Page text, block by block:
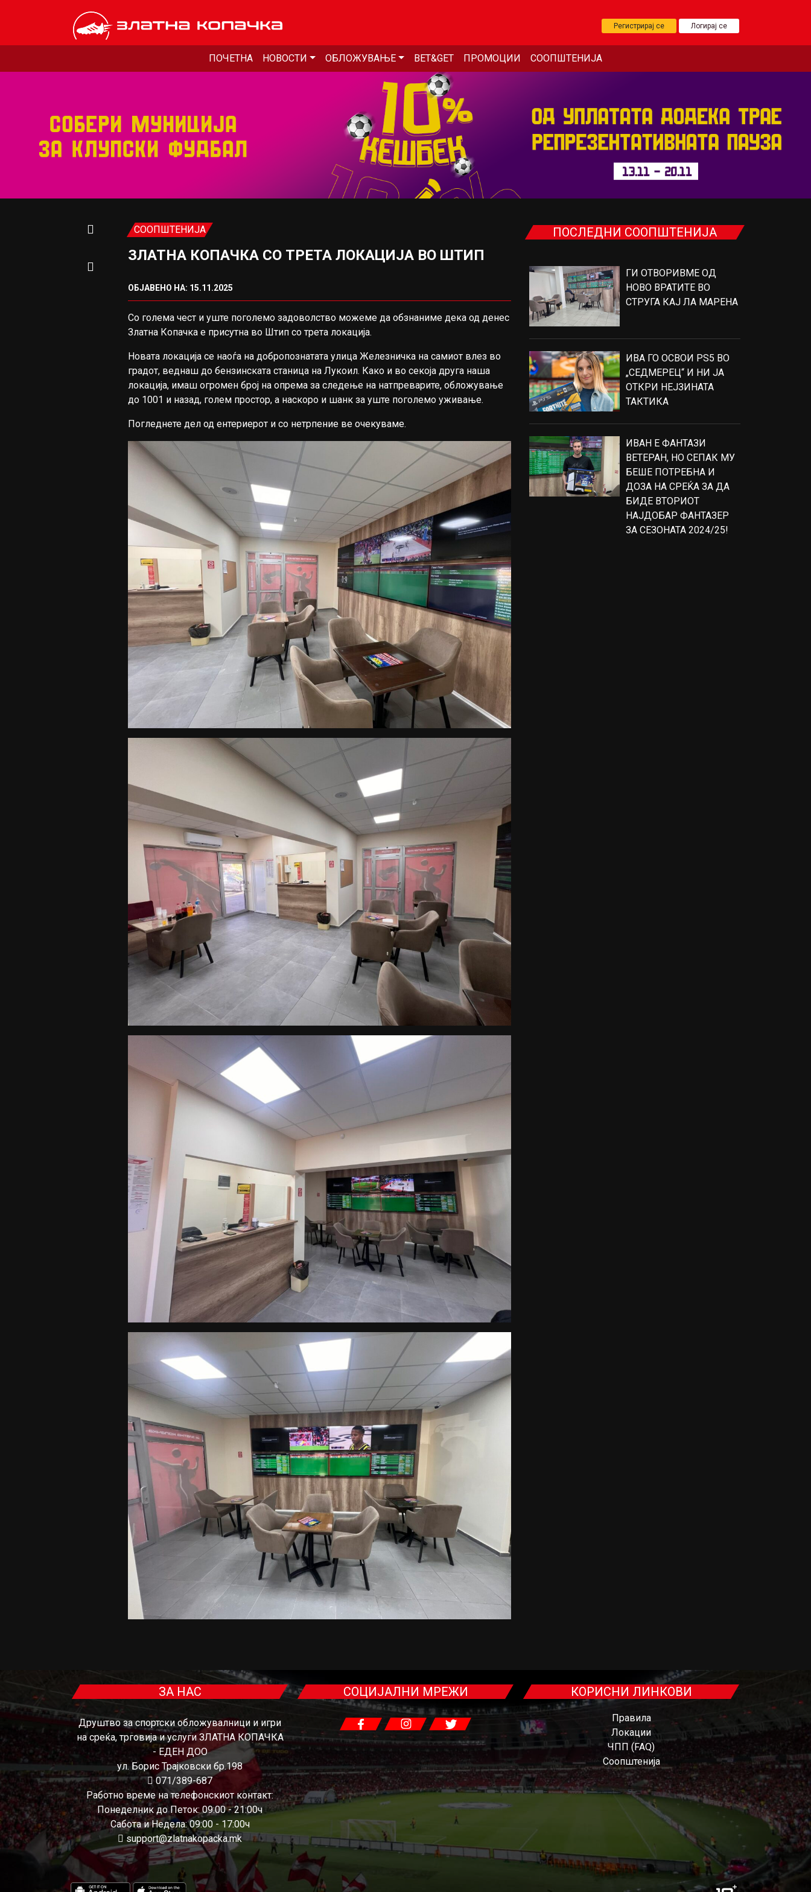
Регистрирај се Логирај се
ПОЧЕТНА НОВОСТИ ОБЛОЖУВАЊЕ BET&GET ПРОМОЦИИ СООПШТЕНИЈА
СООПШТЕНИЈА
ЗЛАТНА КОПАЧКА СО ТРЕТА ЛОКАЦИЈА ВО ШТИП
ОБЈАВЕНО НА: 15.11.2025
Со голема чест и уште поголемо задоволство можеме да обзнаниме дека од денес
Златна Копачка е присутна во Штип со трета локација.
Новата локација се наоѓа на добропознатата улица Железничка на самиот влез во
градот, веднаш до бензинската станица на Лукоил. Како и во секоја друга наша
локација, имаш огромен број на опрема за следење на натпреварите, обложување
до 1001 и назад, голем простор, а наскоро и шанк за уште поголемо уживање.
Погледнете дел од ентериерот и со нетрпение ве очекуваме.
ПОСЛЕДНИ СООПШТЕНИЈА
ГИ ОТВОРИВМЕ ОД
НОВО ВРАТИТЕ ВО
СТРУГА КАЈ ЛА МАРЕНА
ИВА ГО ОСВОИ PS5 ВО
„СЕДМЕРЕЦ“ И НИ ЈА
ОТКРИ НЕЈЗИНАТА
ТАКТИКА
ИВАН Е ФАНТАЗИ
ВЕТЕРАН, НО СЕПАК МУ
БЕШЕ ПОТРЕБНА И
ДОЗА НА СРЕЌА ЗА ДА
БИДЕ ВТОРИОТ
НАЈДОБАР ФАНТАЗЕР
ЗА СЕЗОНАТА 2024/25!
ЗА НАС
Друштво за спортски обложувалници и игри
на среќа, трговија и услуги ЗЛАТНА КОПАЧКА
- ЕДЕН ДОО
ул. Борис Трајковски бр.198
071/389-687
Работно време на телефонскиот контакт:
Понеделник до Петок: 09:00 - 21:00ч
Сабота и Недела: 09:00 - 17:00ч
support@zlatnakopacka.mk
СОЦИЈАЛНИ МРЕЖИ КОРИСНИ ЛИНКОВИ
Правила
Локации
ЧПП (FAQ)
Соопштенија